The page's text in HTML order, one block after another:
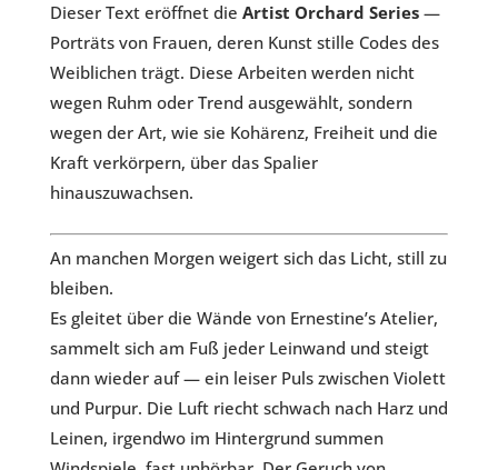
Dieser Text eröffnet die Artist Orchard Series—
Porträts von Frauen, deren Kunst stille Codes des
Weiblichen trägt. Diese Arbeiten werden nicht
wegen Ruhm oder Trend ausgewählt, sondern
wegen der Art, wie sie Kohärenz, Freiheit und die
Kraft verkörpern, über das Spalier
hinauszuwachsen.
An manchen Morgen weigert sich das Licht, still zu
bleiben.
Es gleitet über die Wände von Ernestine’s Atelier,
sammelt sich am Fuß jeder Leinwand und steigt
dann wieder auf — ein leiser Puls zwischen Violett
und Purpur. Die Luft riecht schwach nach Harz und
Leinen, irgendwo im Hintergrund summen